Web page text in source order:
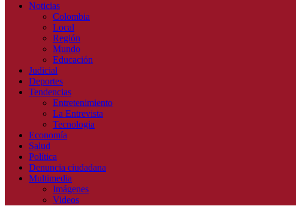
Noticias
Colombia
Local
Región
Mundo
Educación
Judicial
Deportes
Tendencias
Entretenimiento
La Entrevista
Tecnologia
Economía
Salud
Política
Denuncia ciudadana
Multimedia
Imágenes
Videos